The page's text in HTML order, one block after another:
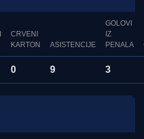
CRVENI
KARTON
ASISTENCIJE
GOLOVI
IZ
PENALA
0 9 3